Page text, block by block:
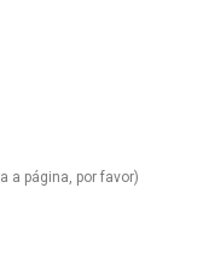
a página, por favor)